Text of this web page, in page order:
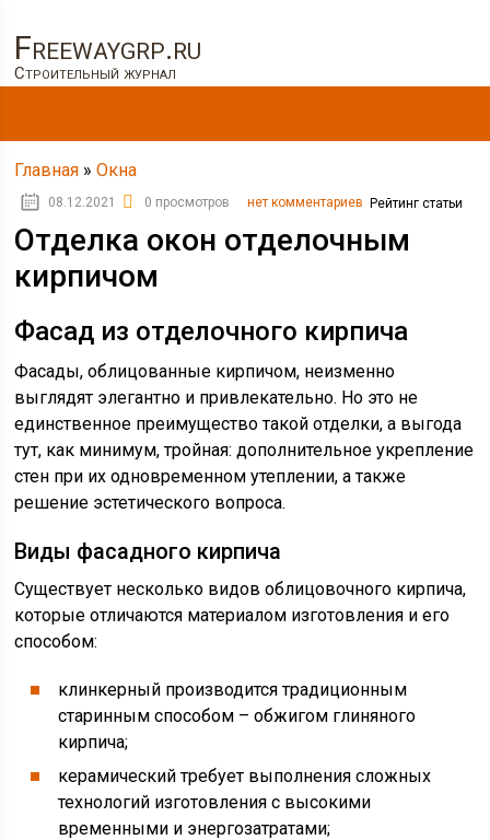
Freewaygrp.ru
Строительный журнал
Главная »Окна
08.12.2021 0 просмотров нет комментариев Рейтинг статьи
Отделка окон отделочным
кирпичом
Фасад из отделочного кирпича
Фасады, облицованные кирпичом, неизменно
выглядят элегантно и привлекательно. Но это не
единственное преимущество такой отделки, а выгода
тут, как минимум, тройная: дополнительное укрепление
стен при их одновременном утеплении, а также
решение эстетического вопроса.
Виды фасадного кирпича
Существует несколько видов облицовочного кирпича,
которые отличаются материалом изготовления и его
способом:
клинкерный производится традиционным
старинным способом – обжигом глиняного
кирпича;
керамический требует выполнения сложных
технологий изготовления с высокими
временными и энергозатратами;